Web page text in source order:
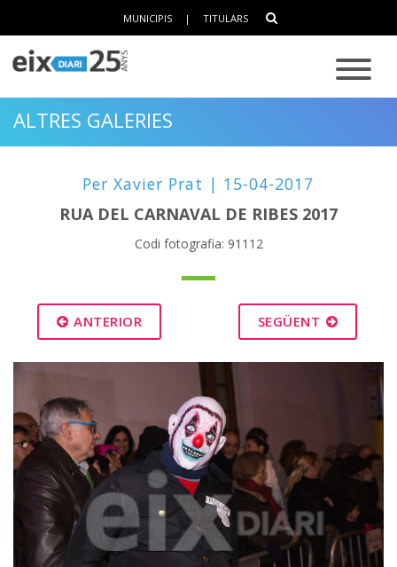
MUNICIPIS | TITULARS
ALTRES GALERIES
Per Xavier Prat | 15-04-2017
RUA DEL CARNAVAL DE RIBES 2017
Codi fotografia: 91112
ANTERIOR SEGÜENT